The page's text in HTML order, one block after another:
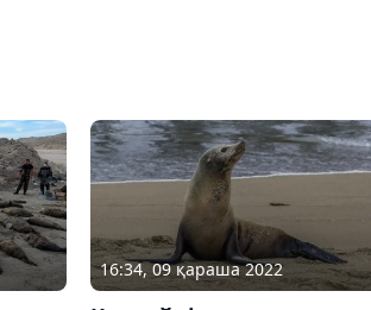
16:34, 09 қараша 2022